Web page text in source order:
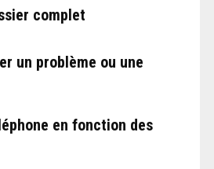
complet
un problème ou une
en fonction des